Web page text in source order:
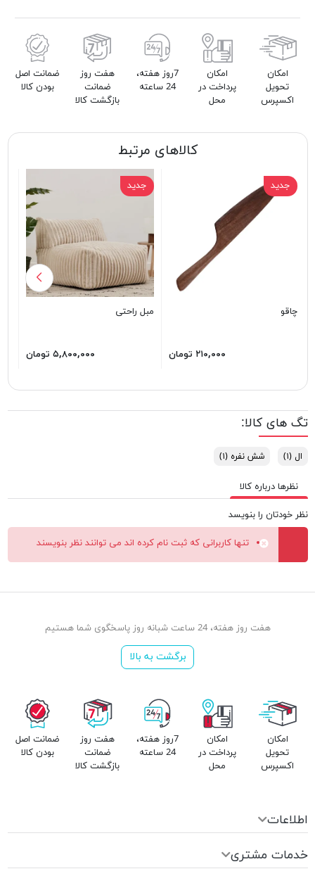
امکان
تحویل
اکسپرس
امکان
پرداخت در
محل
7روز هفته،
24 ساعته
هفت روز
ضمانت
بازگشت کالا
ضمانت اصل
بودن کالا
کالاهای مرتبط
جدید
چاقو
۲۱۰,۰۰۰ تومان
جدید
مبل راحتی
۵,۸۰۰,۰۰۰ تومان
تگ های کالا:
ال(۱) شش نفره(۱)
نظرها درباره کالا
نظر خودتان را بنویسد
تنها کاربرانی که ثبت نام کرده اند می توانند نظر بنویسند
هفت روز هفته، 24 ساعت شبانه روز پاسخگوی شما هستیم
برگشت به بالا
امکان
تحویل
اکسپرس
امکان
پرداخت در
محل
7روز هفته،
24 ساعته
هفت روز
ضمانت
بازگشت کالا
ضمانت اصل
بودن کالا
اطلاعات
خدمات مشتری